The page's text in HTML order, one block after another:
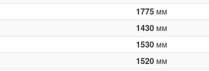
1775мм
1430мм
1530мм
1520мм